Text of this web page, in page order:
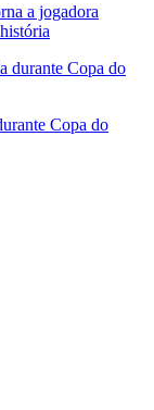
a jogadora
Copa do